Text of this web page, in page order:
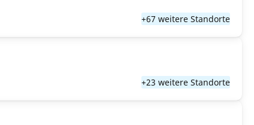
+67 weitere Standorte
+23 weitere Standorte